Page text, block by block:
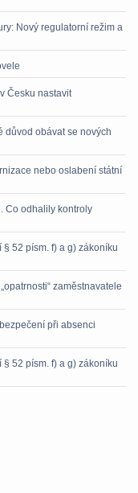
Nový regulatorní režim a
Česku nastavit
důvod obávat se nových
nebo oslabení státní
Co odhalily kontroly
52 písm. f) a g) zákoníku
zaměstnavatele
při absenci
52 písm. f) a g) zákoníku